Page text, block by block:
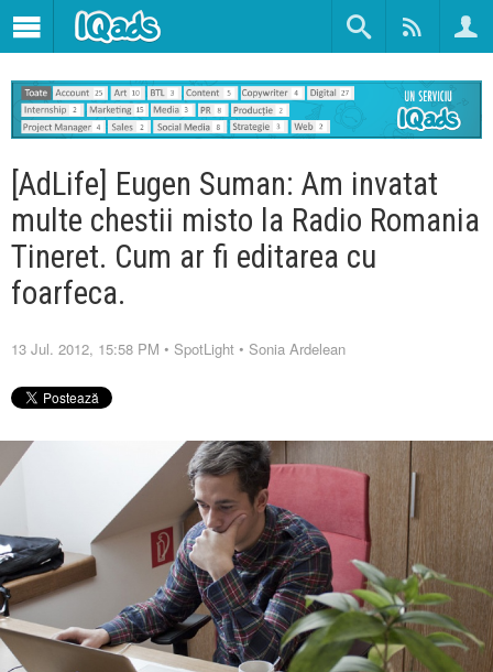
[AdLife] Eugen Suman: Am invatat
multe chestii misto la Radio Romania
Tineret. Cum ar fi editarea cu
foarfeca.
13 Jul. 2012, 15:58 PM • SpotLight • Sonia Ardelean